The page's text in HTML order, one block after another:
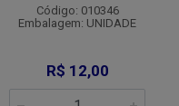
Código: 010346
Embalagem: UNIDADE
R$ 12,00